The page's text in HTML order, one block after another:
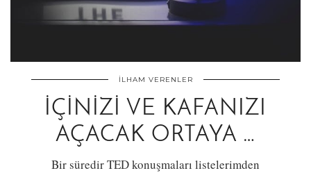
İLHAM VERENLER
İÇINIZI VE KAFANIZI
AÇACAK ORTAYA …
Bir süredir TED konuşmaları listelerimden